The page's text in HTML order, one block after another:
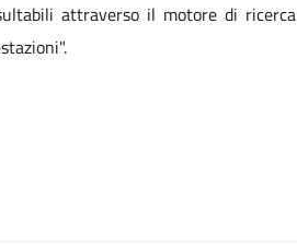
attraverso il motore di ricerca